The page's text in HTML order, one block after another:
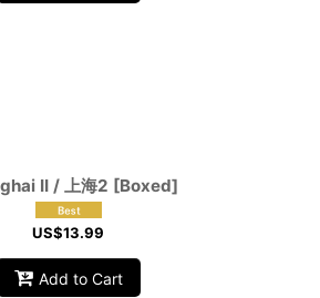
II / 上海2 [Boxed]
US$13.99
Add to Cart